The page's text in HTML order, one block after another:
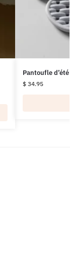
Pantoufle
$34.95